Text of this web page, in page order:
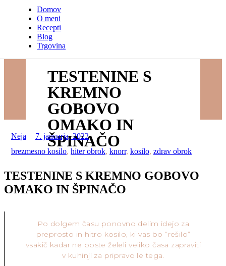
Domov
O meni
Recepti
Blog
Trgovina
TESTENINE S
KREMNO
GOBOVO
OMAKO IN
ŠPINAČO
Neja
7. januarja, 2022
brezmesno kosilo, hiter obrok, knorr, kosilo, zdrav obrok
TESTENINE S KREMNO GOBOVO
OMAKO IN ŠPINAČO
Po dolgem času ponovno delim idejo za
preprosto in hitro kosilo, ki vas bo “rešilo”
vsakič kadar ne boste želeli veliko časa zapraviti
v kuhinji za pripravo le tega.